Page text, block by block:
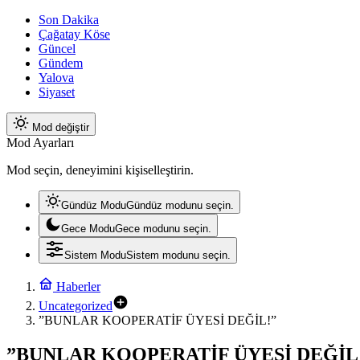
Son Dakika
Çağatay Köse
Güncel
Gündem
Yalova
Siyaset
Mod değiştir
Mod Ayarları
Mod seçin, deneyimini kişiselleştirin.
Gündüz ModuGündüz modunu seçin.
Gece ModuGece modunu seçin.
Sistem ModuSistem modunu seçin.
Haberler
Uncategorized
”BUNLAR KOOPERATİF ÜYESİ DEĞİL!”
”BUNLAR KOOPERATİF ÜYESİ